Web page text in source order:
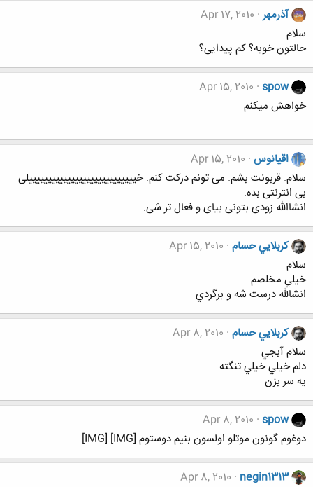
آذرمهر Apr 17, 2010
سلام
حالتون خوبه؟ کم پیدایی؟
spow
Apr 15, 2010
خواهش میکنم
اقیانوس Apr 15, 2010
سلام. قربونت بشم. می تونم درکت کنم. خییییییییییییییییییییییییییییلی
بی انترنتی بده.
انشاالله زودی بتونی بیای و فعال تر شی.
كربلايي حسام Apr 15, 2010
سلام
خيلي مخلصم
انشالله درست شه و برگردي
كربلايي حسام Apr 8, 2010
سلام آبجي
دلم خيلي خيلي تنگته
يه سر بزن
spow
Apr 8, 2010
دوغوم گونون موتلو اولسون بنیم دوستوم [IMG] [IMG]
negin1313
Apr 8, 2010